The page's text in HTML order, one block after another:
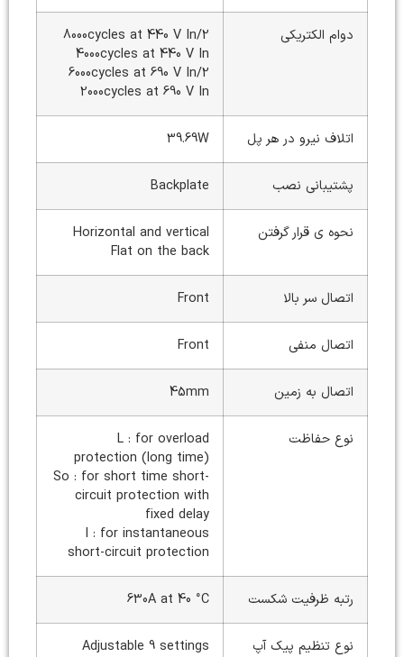
دوام الکتریکی
8000cycles at 440 V In/2
4000cycles at 440 V In
6000cycles at 690 V In/2
2000cycles at 690 V In
اتلاف نیرو در هر پل 39.69W
پشتیبانی نصب Backplate
نحوه ی قرار گرفتن
Horizontal and vertical
Flat on the back
اتصال سر بالا Front
اتصال منفی Front
اتصال به زمین 45mm
نوع حفاظت
L : for overload
protection (long time)
So : for short time short-
circuit protection with
fixed delay
I : for instantaneous
short-circuit protection
رتبه ظرفیت شکست 630A at 40 °C
نوع تنظیم پیک آپ
Adjustable 9 settings